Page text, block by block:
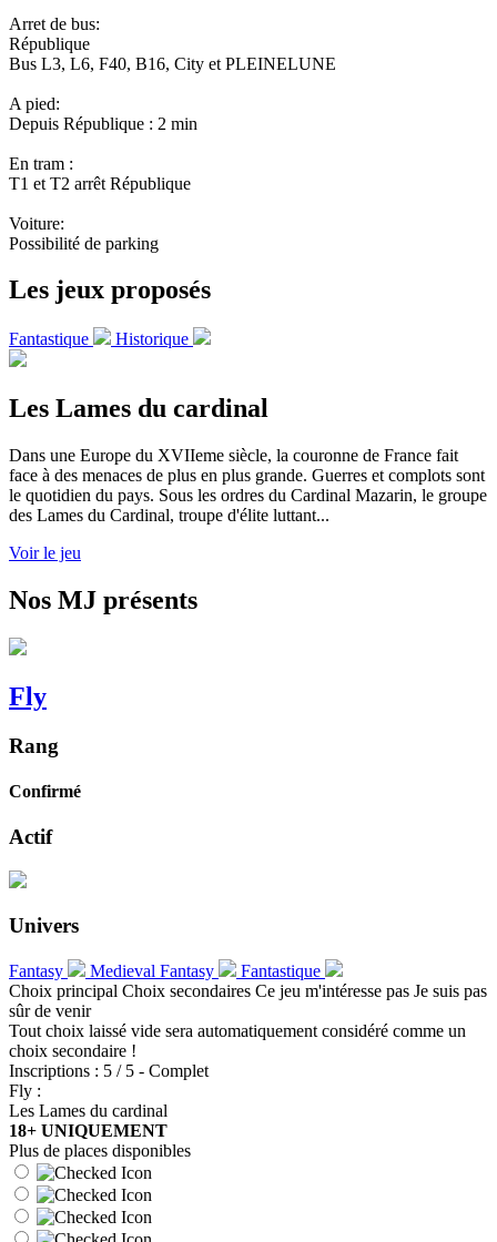
Arret de bus:
République
Bus L3, L6, F40, B16, City et PLEINELUNE
A pied:
Depuis République : 2 min
En tram :
T1 et T2 arrêt République
Voiture:
Possibilité de parking
Les jeux proposés
Fantastique Historique
Les Lames du cardinal
Dans une Europe du XVIIeme siècle, la couronne de France fait
face à des menaces de plus en plus grande. Guerres et complots sont
le quotidien du pays. Sous les ordres du Cardinal Mazarin, le groupe
des Lames du Cardinal, troupe d'élite luttant...
Voir le jeu
Nos MJ présents
Fly
Rang
Confirmé
Actif
Univers
Fantasy Medieval Fantasy
Fantastique
Choix principal Choix secondaires Ce jeu m'intéresse pas Je suis pas
sûr de venir
Tout choix laissé vide sera automatiquement considéré comme un
choix secondaire !
Inscriptions : 5 / 5 - Complet
Fly :
Les Lames du cardinal
18+ UNIQUEMENT
Plus de places disponibles